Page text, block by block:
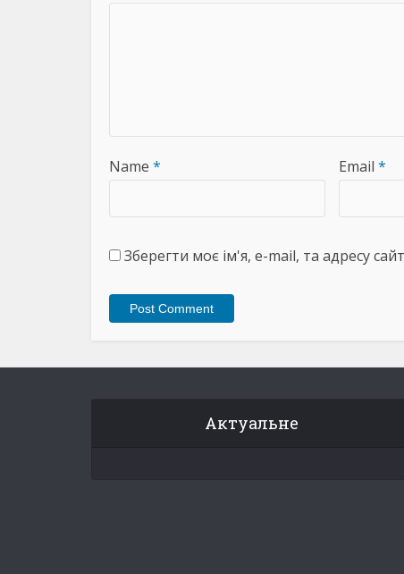
Name * Email *
Зберегти моє ім'я, e-mail, та адресу
Актуальне